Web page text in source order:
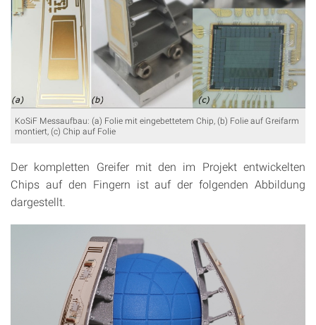
KoSiF Messaufbau: (a) Folie mit eingebettetem Chip, (b) Folie auf Greifarm
montiert, (c) Chip auf Folie
Der kompletten Greifer mit den im Projekt entwickelten
Chips auf den Fingern ist auf der folgenden Abbildung
dargestellt.